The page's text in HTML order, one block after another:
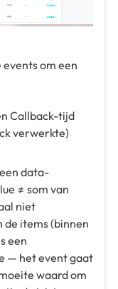
om een
Callback-tijd
verwerkte)
data-
≠ som van
niet
de items (binnen
een
— het event gaat
waard om